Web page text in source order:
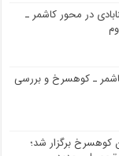
در محور کاشمر ـ
ـ کوهسرخ و بررسی
برگزار شد؛